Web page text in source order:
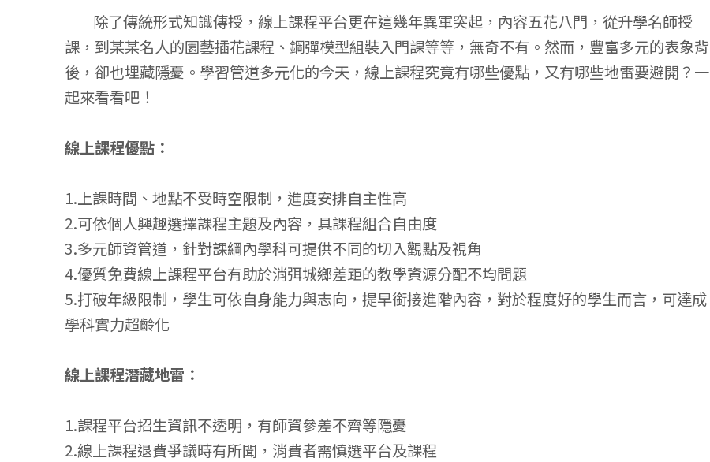
除了傳統形式知識傳授，線上課程平台更在這幾年異軍突起，內容五花八門，從升學名師授
課，到某某名人的園藝插花課程、鋼彈模型組裝入門課等等，無奇不有。然而，豐富多元的表象背
後，卻也埋藏隱憂。學習管道多元化的今天，線上課程究竟有哪些優點，又有哪些地雷要避開？一
起來看看吧！
線上課程優點：
1.上課時間、地點不受時空限制，進度安排自主性高
2.可依個人興趣選擇課程主題及內容，具課程組合自由度
3.多元師資管道，針對課綱內學科可提供不同的切入觀點及視角
4.優質免費線上課程平台有助於消弭城鄉差距的教學資源分配不均問題
5.打破年級限制，學生可依自身能力與志向，提早銜接進階內容，對於程度好的學生而言，可達成
學科實力超齡化
線上課程潛藏地雷：
1.課程平台招生資訊不透明，有師資參差不齊等隱憂
2.線上課程退費爭議時有所聞，消費者需慎選平台及課程